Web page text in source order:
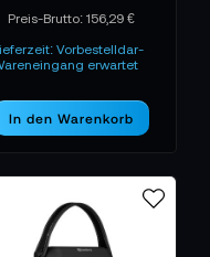
Preis-Brutto:156,29 €
Vorbestelldar-
erwartet
In den Warenkorb